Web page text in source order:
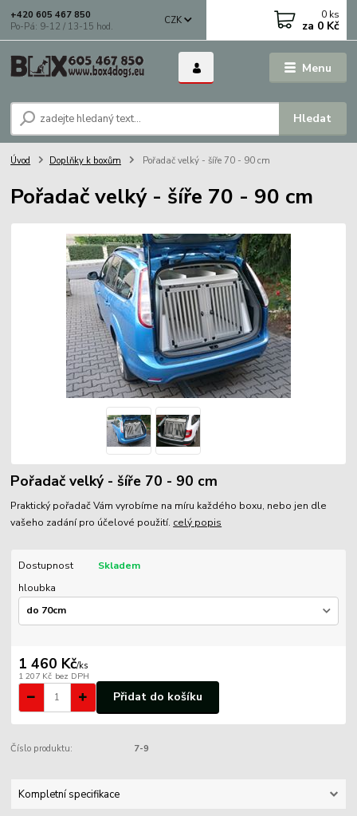
Menu
CZK
Hledat
+420 605 467 850
Po-Pá: 9-12 / 13-15 hod.
0 ks
za 0 Kč
Úvod Doplňky k boxům Pořadač velký - šíře 70 - 90 cm
Pořadač velký - šíře 70 - 90 cm
Pořadač velký - šíře 70 - 90 cm
Praktický pořadač Vám vyrobíme na míru každého boxu, nebo jen dle
vašeho zadání pro účelové použití. celý popis
Dostupnost
Skladem
hloubka
1 460 Kč/ks
1 207 Kč bez DPH
Přidat do košíku
Číslo produktu: 7-9
Kompletní specifikace